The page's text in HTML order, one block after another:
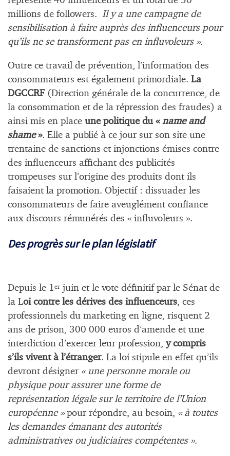
millions de followers.
Il y a une campagne de
sensibilisation à faire auprès des influenceurs pour
qu’ils ne se transforment pas en influvoleurs ».
Outre ce travail de prévention, l’information des
consommateurs est également primordiale. La
DGCCRF(Direction générale de la concurrence, de
la consommation et de la répression des fraudes) a
ainsi mis en place une politique du « name and
shame». Elle a publié à ce jour sur son site une
trentaine de sanctions et injonctions émises contre
des influenceurs affichant des publicités
trompeuses sur l’origine des produits dont ils
faisaient la promotion. Objectif : dissuader les
consommateurs de faire aveuglément confiance
aux discours rémunérés des « influvoleurs ».
Des progrès sur le plan législatif
Depuis le 1er juin et le vote définitif par le Sénat de
la Loi contre les dérives des influenceurs, ces
professionnels du marketing en ligne, risquent 2
ans de prison, 300 000 euros d’amende et une
interdiction d’exercer leur profession, y compris
s’ils vivent à l’étranger. La loi stipule en effet qu’ils
devront désigner « une personne morale ou
physique pour assurer une forme de
représentation légale sur le territoire de l’Union
européenne »pour répondre, au besoin, « à toutes
les demandes émanant des autorités
administratives ou judiciaires compétentes ».